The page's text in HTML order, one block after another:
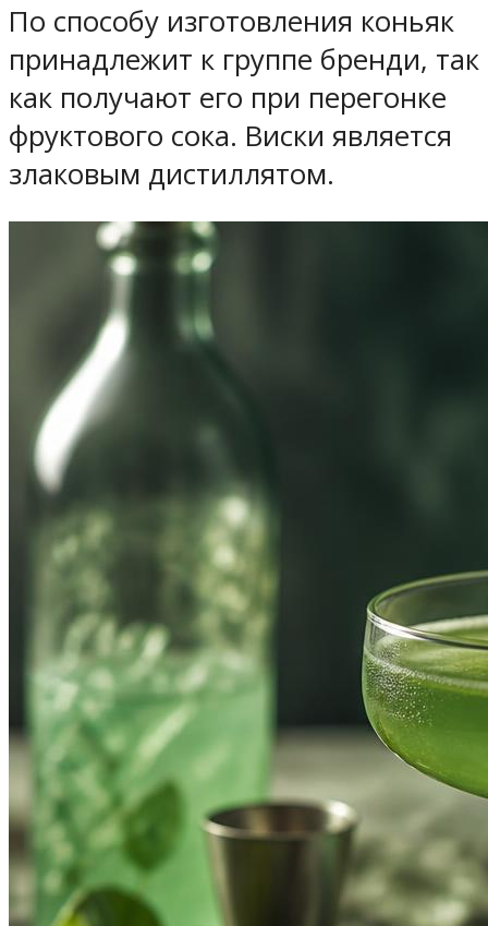
По способу изготовления коньяк
принадлежит к группе бренди, так
как получают его при перегонке
фруктового сока. Виски является
злаковым дистиллятом.